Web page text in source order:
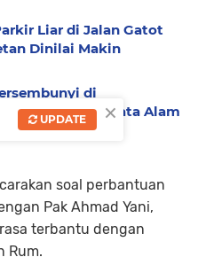
Liar di Jalan Gatot
Dinilai Makin
di
Ikon Wisata Alam
soal perbantuan
Pak Ahmad Yani,
terbantu dengan
Rum.
×
UPDATE